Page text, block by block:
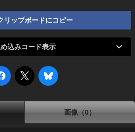
リップボードにコピー
込みコード表示
画像（0）